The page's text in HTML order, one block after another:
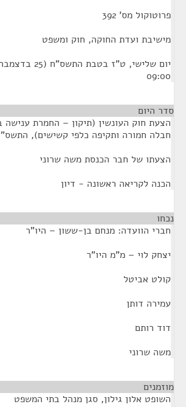
פרוטוקול מס' 392
מישיבת ועדת החוקה, חוק ומשפט
09:00
סדר היום
הצעת חוק העונשין (תיקון – החמרת ענישה
חבלה חמורה ותקיפה כלפי קשישים), התשס"ז-
הצעתו של חבר הכנסת משה שרוני
הכנה לקריאה ראשונה - דיון
נכחו
חברי הוועדה: מנחם בן-ששון – היו"ר
יצחק לוי – מ"מ היו"ר
קולט אביטל
עמירה דותן
דוד רותם
משה שרוני
מוזמנים
השופט אלון גילון, סגן מנהל בתי המשפט